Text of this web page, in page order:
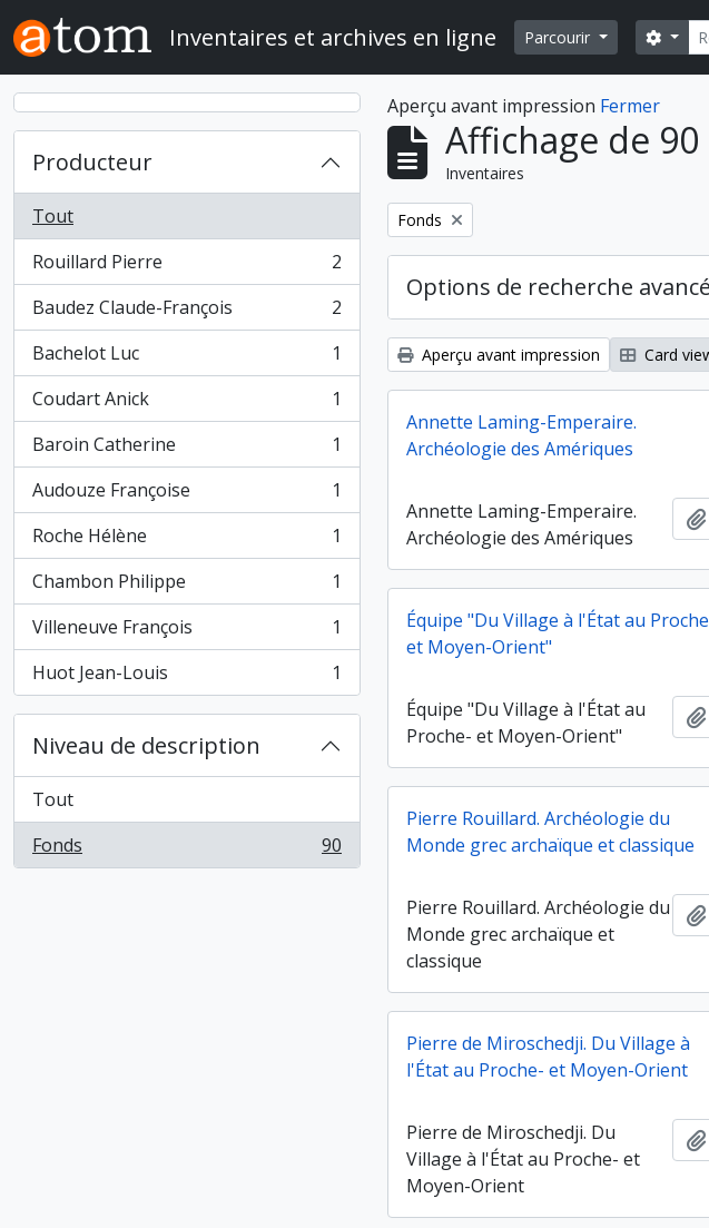
Skip to main content
Inventaires et archives en ligne Parcourir
Producteur
Tout
Rouillard Pierre
, 2 résultats
2
Baudez Claude-François
, 2 résultats
2
Bachelot Luc
, 1 résultats
1
Coudart Anick
, 1 résultats
1
Baroin Catherine
, 1 résultats
1
Audouze Françoise
, 1 résultats
1
Roche Hélène
, 1 résultats
1
Chambon Philippe
, 1 résultats
1
Villeneuve François
, 1 résultats
1
Huot Jean-Louis
, 1 résultats 1
Niveau de description
Tout
Fonds
, 90 résultats 90
Aperçu avant impression Fermer
Affichage de
Inventaires
Remove filter:
Fonds
Options de recherche
Aperçu avant impression Card
Annette Laming-Emperaire.
Archéologie des Amériques
Annette Laming-Emperaire.
Archéologie des Amériques
Équipe "Du Village à l'État au
et Moyen-Orient"
Équipe "Du Village à l'État au
Proche- et Moyen-Orient"
Pierre Rouillard. Archéologie du
Monde grec archaïque et classique
Pierre Rouillard. Archéologie du
Monde grec archaïque et
classique
Pierre de Miroschedji. Du Village à
l'État au Proche- et Moyen-Orient
Pierre de Miroschedji. Du
Village à l'État au Proche- et
Moyen-Orient